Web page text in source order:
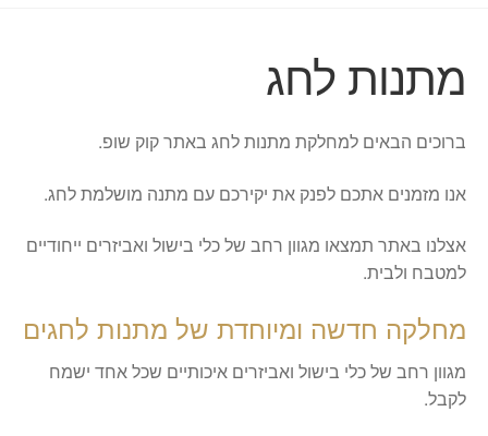
מתנות לחג
ברוכים הבאים למחלקת מתנות לחג באתר קוק שופ.
אנו מזמנים אתכם לפנק את יקירכם עם מתנה מושלמת לחג.
אצלנו באתר תמצאו מגוון רחב של כלי בישול ואביזרים ייחודיים
למטבח ולבית.
מחלקה חדשה ומיוחדת של מתנות לחגים
מגוון רחב של כלי בישול ואביזרים איכותיים שכל אחד ישמח
לקבל.